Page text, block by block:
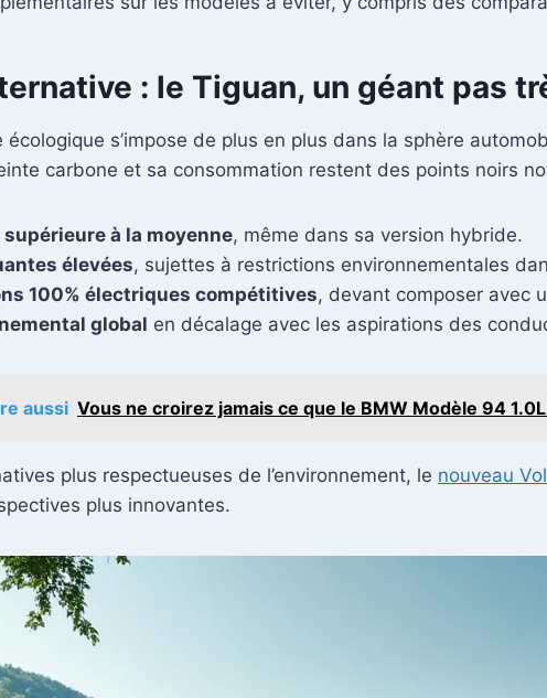
: le Tiguan, un géant pas
écologique s’impose de plus en plus dans la sphère
carbone et sa consommation restent des points noirs
à la moyenne, même dans sa version hybride.
élevées, sujettes à restrictions environnementales
100% électriques compétitives, devant composer avec
global en décalage avec les aspirations des
aussi Vous ne croirez jamais ce que le BMW Modèle 94
plus respectueuses de l’environnement, le nouveau
plus innovantes.